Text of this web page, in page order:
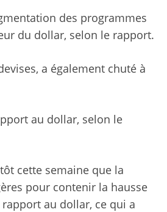
des programmes
du dollar, selon le rapport.
a également chuté à
au dollar, selon le
cette semaine que la
pour contenir la hausse
rapport au dollar, ce qui a